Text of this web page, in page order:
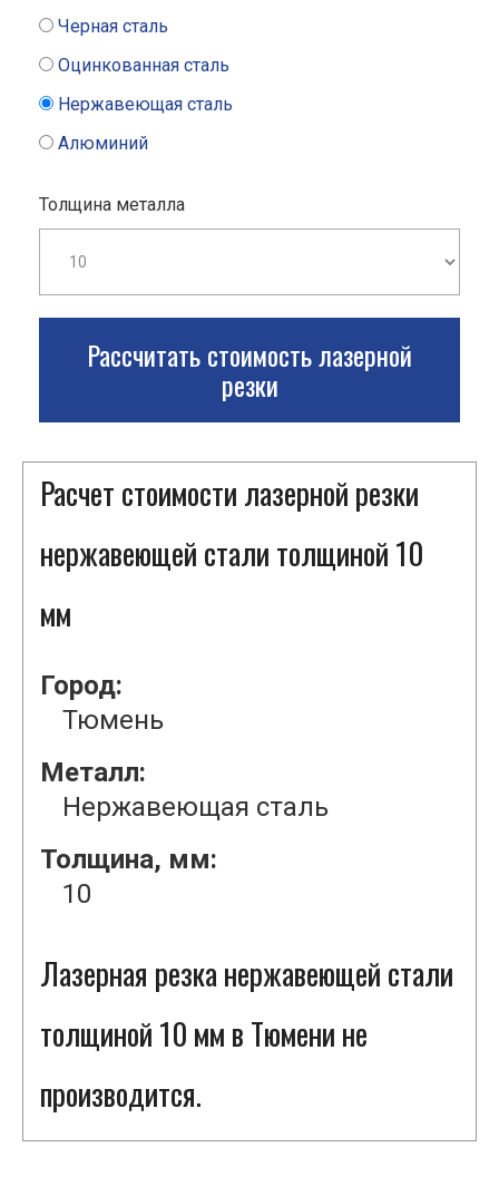
Черная сталь
Оцинкованная сталь
Нержавеющая сталь
Алюминий
Толщина металла
Рассчитать стоимость лазерной
резки
Расчет стоимости лазерной резки
нержавеющей стали толщиной 10
мм
Город:
Тюмень
Металл:
Нержавеющая сталь
Толщина, мм:
10
Лазерная резка нержавеющей стали
толщиной 10 мм в Тюмени не
производится.